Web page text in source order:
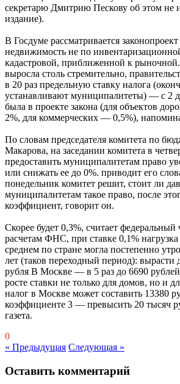
секретарю Дмитрию Пескову об этом не
издание).
В Госдуме рассматривается
недвижимость не по
кадастровой, приближенной к
выросла столь стремительно,
в 20 раз предельную ставку налога
устанавливают муниципалитеты) — с 2
была в проекте закона (для объектов
2%, для коммерческих — 0,5%),
По словам председателя комитета по
Макарова, на заседании комитета в
предоставить муниципалитетам право
или снижать ее до 0%. приводит его
понедельник комитет решит, стоит ли
муниципалитетам такое право, после
коэффициент, говорит он.
Скорее будет 0,3%, считает
расчетам ФНС, при ставке 0,1%
среднем по стране могла постепенно
лет (таков переходный период): вырасти
рубля В Москве — в 5 раз до 6690
росте ставки не только для домов, но и
налог в Москве может составить 13380
коэффициенте 3 — превысить 20 тысяч
газета.
0
« Предыдущая Следующая »
Оставить комментарий